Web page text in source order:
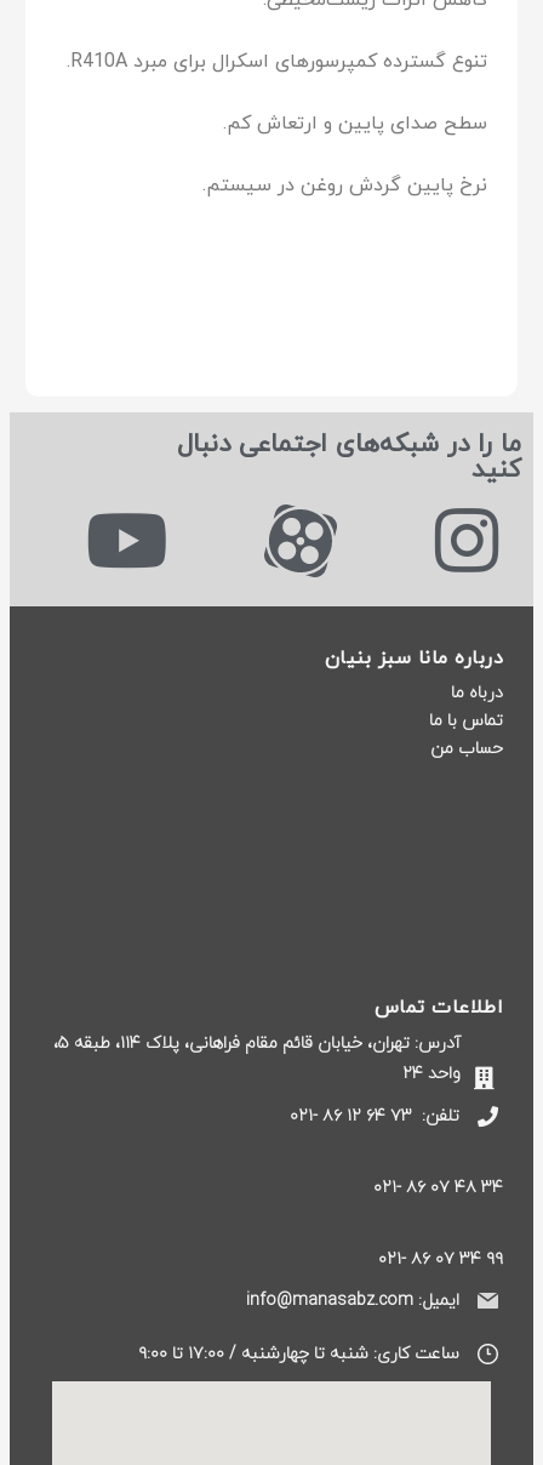
تنوع گسترده کمپرسورهای اسکرال برای مبرد R410A.
سطح صدای پایین و ارتعاش کم.
نرخ پایین گردش روغن در سیستم.
ما را در شبکه‌های اجتماعی دنبال
کنید
درباره مانا سبز بنیان
درباه ما
تماس با ما
حساب من
اطلاعات تماس
آدرس: تهران، خیابان قائم مقام فراهانی، پلاک ۱۱۴، طبقه ۵،
واحد ۲۴
تلفن:۷۳ ۶۴ ۱۲ ۸۶ -۰۲۱
۳۴ ۴۸ ۰۷ ۸۶ -۰۲۱
۹۹ ۳۴ ۰۷ ۸۶ -۰۲۱
ایمیل: info@manasabz.com
ساعت کاری: شنبه تا چهارشنبه / ۱۷:۰۰ تا ۹:۰۰